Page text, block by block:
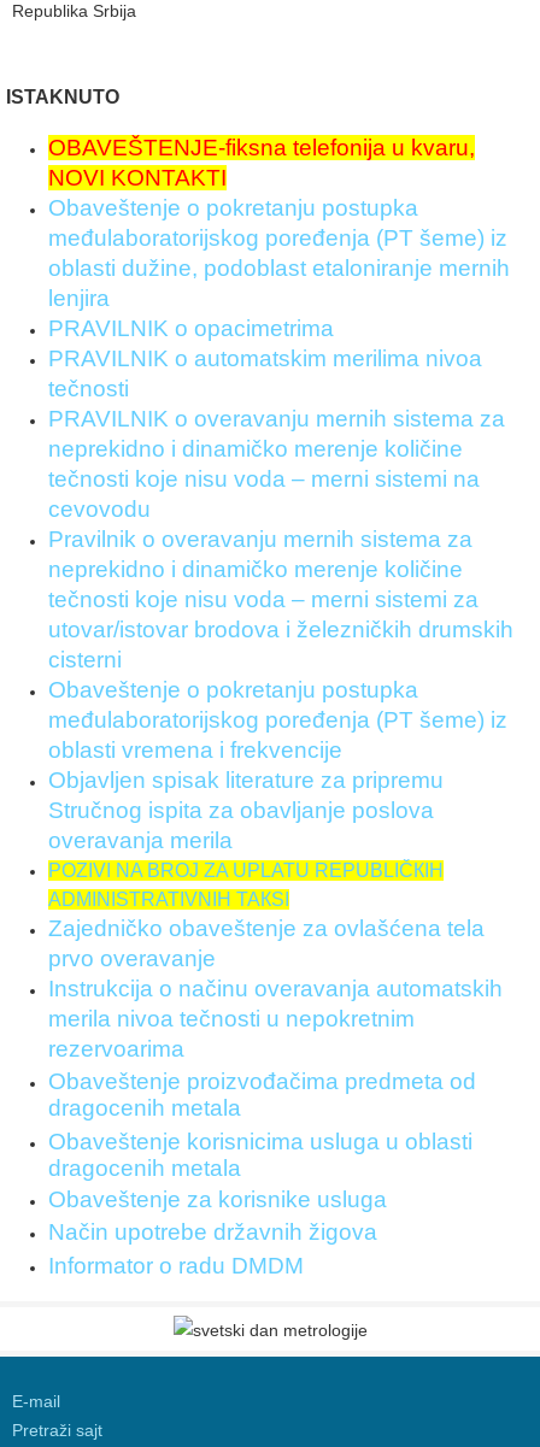
Republika Srbija
ISTAKNUTO
OBAVEŠTENJE-fiksna telefonija u kvaru,
NOVI KONTAKTI
Obaveštenje o pokretanju postupka
međulaboratorijskog poređenja (PT šeme) iz
oblasti dužine, podoblast etaloniranje mernih
lenjira
PRAVILNIK o opacimetrima
PRAVILNIK o automatskim merilima nivoa
tečnosti
PRAVILNIK o overavanju mernih sistema za
neprekidno i dinamičko merenje količine
tečnosti koje nisu voda – merni sistemi na
cevovodu
Pravilnik o overavanju mernih sistema za
neprekidno i dinamičko merenje količine
tečnosti koje nisu voda – merni sistemi za
utovar/istovar brodova i železničkih drumskih
cisterni
Obaveštenje o pokretanju postupka
međulaboratorijskog poređenja (PT šeme) iz
oblasti vremena i frekvencije
Objavljen spisak literature za pripremu
Stručnog ispita za obavljanje poslova
overavanja merila
POZIVI NA BROJ ZA UPLATU REPUBLIČКIH
ADMINISTRATIVNIH TAКSI
Zajedničko obaveštenje za ovlašćena tela
prvo overavanje
Instrukcija o načinu overavanja automatskih
merila nivoa tečnosti u nepokretnim
rezervoarima
Obaveštenje proizvođačima predmeta od
dragocenih metala
Obaveštenje korisnicima usluga u oblasti
dragocenih metala
Obaveštenje za korisnike usluga
Način upotrebe državnih žigova
Informator o radu DMDM
E-mail
Pretraži sajt